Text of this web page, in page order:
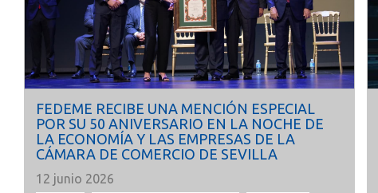
FEDEME RECIBE UNA MENCIÓN ESPECIAL
POR SU 50 ANIVERSARIO EN LA NOCHE DE
LA ECONOMÍA Y LAS EMPRESAS DE LA
CÁMARA DE COMERCIO DE SEVILLA
12 junio 2026